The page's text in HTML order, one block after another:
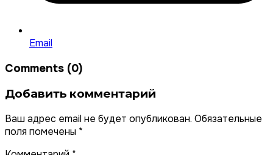
Email
Comments (0)
Добавить комментарий
Ваш адрес email не будет опубликован. Обязательные
поля помечены *